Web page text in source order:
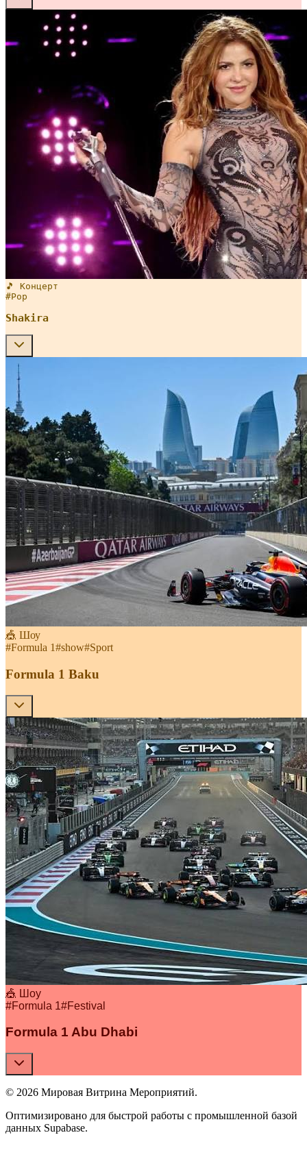
🎵 Концерт
#Pop
Shakira
🎪 Шоу
#Formula 1#show#Sport
Formula 1 Baku
🎪 Шоу
#Formula 1#Festival
Formula 1 Abu Dhabi
© 2026 Мировая Витрина Мероприятий.
Оптимизировано для быстрой работы с промышленной базой
данных Supabase.